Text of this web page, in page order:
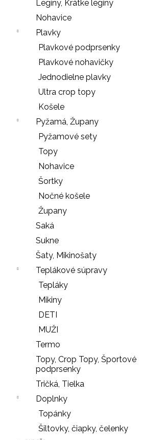
Legíny, Krátke legíny
Nohavice
Plavky
Plavkové podprsenky
Plavkové nohavičky
Jednodielne plavky
Ultra crop topy
Košele
Pyžamá, Župany
Pyžamové sety
Topy
Nohavice
Šortky
Nočné košele
Župany
Saká
Sukne
Šaty, Mikinošaty
Teplákové súpravy
Tepláky
Mikiny
DETI
MUŽI
Termo
Topy, Crop Topy, Športové
podprsenky
Tričká, Tielka
Doplnky
Topánky
Šiltovky, čiapky, čelenky
á
HĽADAŤ
SŤAHOVACIE
BLACK
€
NOHAVIČKY
BLACK
7